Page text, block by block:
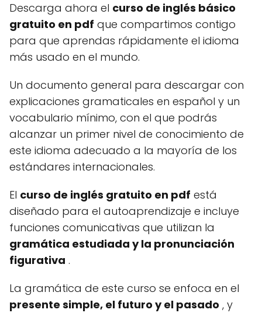
Descarga ahora el curso de inglés básico
gratuito en pdf que compartimos contigo
para que aprendas rápidamente el idioma
más usado en el mundo.
Un documento general para descargar con
explicaciones gramaticales en español y un
vocabulario mínimo, con el que podrás
alcanzar un primer nivel de conocimiento de
este idioma adecuado a la mayoría de los
estándares internacionales.
El curso de inglés gratuito en pdf está
diseñado para el autoaprendizaje e incluye
funciones comunicativas que utilizan la
gramática estudiada y la pronunciación
figurativa .
La gramática de este curso se enfoca en el
presente simple, el futuro y el pasado , y